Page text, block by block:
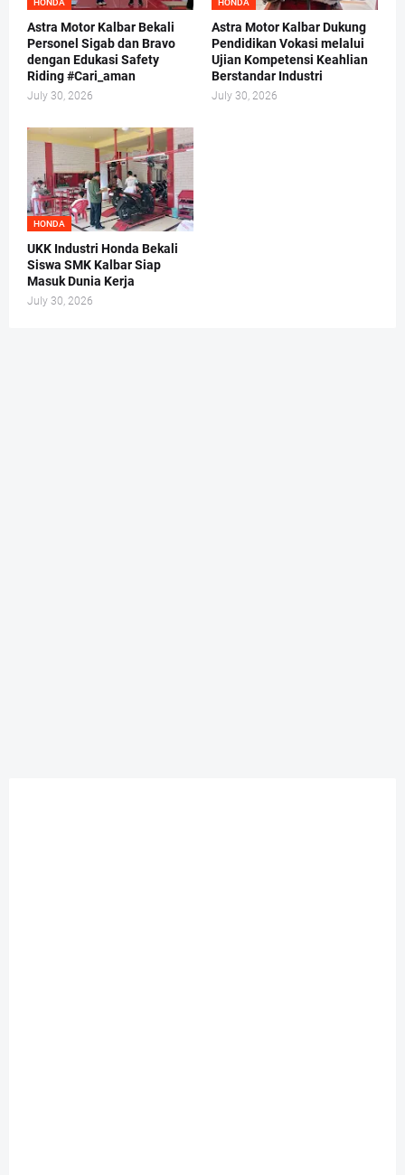
HONDA
Astra Motor Kalbar Bekali
Personel Sigab dan Bravo
dengan Edukasi Safety
Riding #Cari_aman
July 30, 2026
HONDA
Astra Motor Kalbar Dukung
Pendidikan Vokasi melalui
Ujian Kompetensi Keahlian
Berstandar Industri
July 30, 2026
HONDA
UKK Industri Honda Bekali
Siswa SMK Kalbar Siap
Masuk Dunia Kerja
July 30, 2026